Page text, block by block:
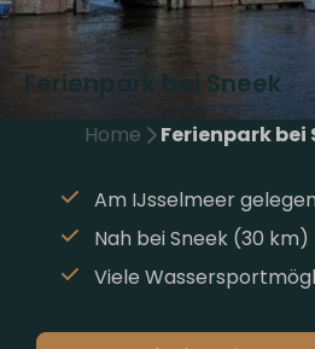
Ferienpark bei Sneek
Home Ferienpark bei
Am IJsselmeer
Nah bei Sneek (30 km)
Viele